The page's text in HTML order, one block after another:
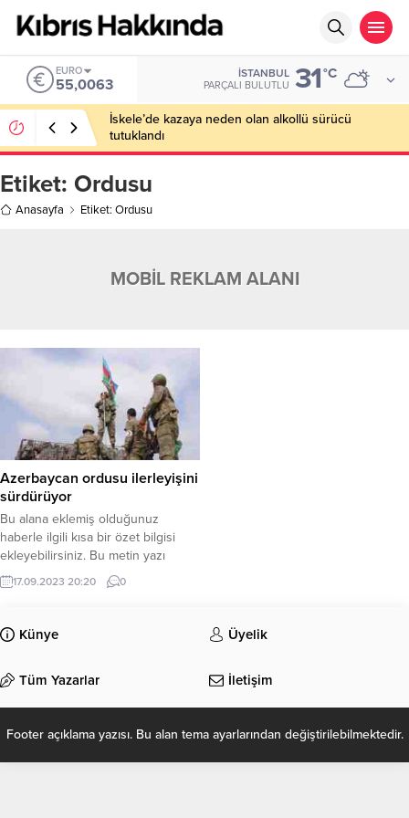
EURO
55,0063
İSTANBUL
PARÇALI BULUTLU 31°C
İskele’de kazaya neden olan alkollü sürücü
tutuklandı
Etiket: Ordusu
Anasayfa Etiket: Ordusu
MOBİL REKLAM ALANI
Azerbaycan ordusu ilerleyişini
sürdürüyor
Bu alana eklemiş olduğunuz
haberle ilgili kısa bir özet bilgisi
ekleyebilirsiniz. Bu metin yazı
düzenleme sayfasında “Özet”
bölümünden eklenebilir. Özet
olarak bu şekilde gösterilir,
eklenmemişse bu alan boş kalır.
17.09.2023 20:20 0
Künye Üyelik
Tüm Yazarlar İletişim
Footer açıklama yazısı. Bu alan tema ayarlarından değiştirilebilmektedir.